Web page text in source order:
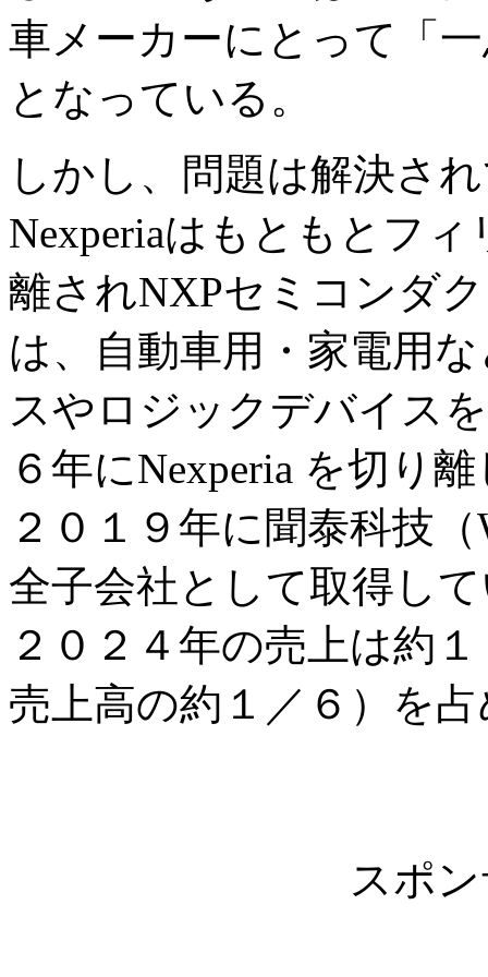
車メーカーにとって「
となっている。
しかし、問題は解決さ
Nexperiaはもともとフ
離されNXPセミコンダ
は、自動車用・家電用
スやロジックデバイス
６年にNexperia を切り
２０１９年に聞泰科技
全子会社として取得し
２０２４年の売上は約
売上高の約１／６）を
スポ